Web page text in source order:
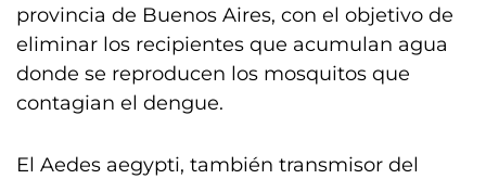
provincia de Buenos Aires, con el objetivo de
eliminar los recipientes que acumulan agua
donde se reproducen los mosquitos que
contagian el dengue.
El Aedes aegypti, también transmisor del